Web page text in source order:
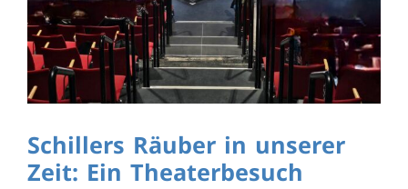
Schillers Räuber in unserer
Zeit: Ein Theaterbesuch